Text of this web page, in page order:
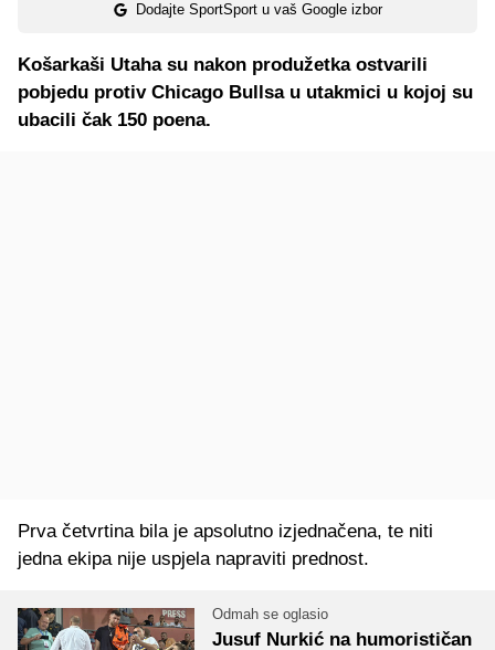
Dodajte SportSport u vaš Google izbor
Košarkaši Utaha su nakon produžetka ostvarili
pobjedu protiv Chicago Bullsa u utakmici u kojoj su
ubacili čak 150 poena.
Prva četvrtina bila je apsolutno izjednačena, te niti
jedna ekipa nije uspjela napraviti prednost.
Odmah se oglasio
Jusuf Nurkić na humorističan